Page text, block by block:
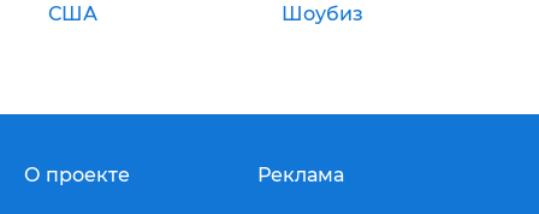
США Шоубиз
О проекте Реклама